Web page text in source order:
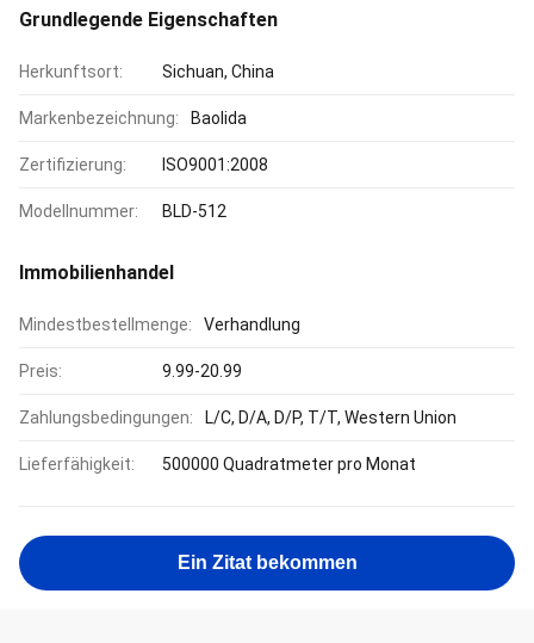
Grundlegende Eigenschaften
Herkunftsort: Sichuan, China
Markenbezeichnung: Baolida
Zertifizierung: ISO9001:2008
Modellnummer: BLD-512
Immobilienhandel
Mindestbestellmenge: Verhandlung
Preis: 9.99-20.99
Zahlungsbedingungen: L/C, D/A, D/P, T/T, Western Union
Lieferfähigkeit: 500000 Quadratmeter pro Monat
Ein Zitat bekommen